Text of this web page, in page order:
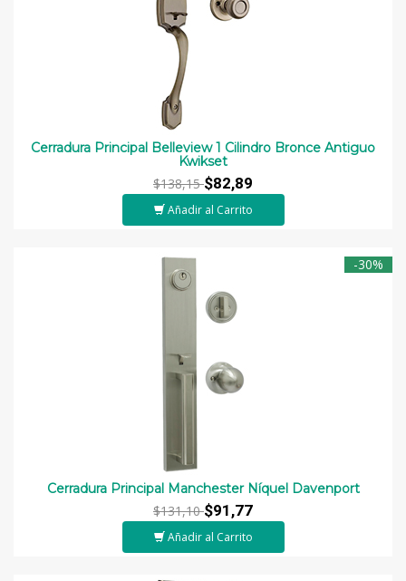
Cerradura Principal Belleview 1 Cilindro Bronce Antiguo
Kwikset
$138,15$82,89
Añadir al Carrito
-30%
Cerradura Principal Manchester Níquel Davenport
$131,10$91,77
Añadir al Carrito